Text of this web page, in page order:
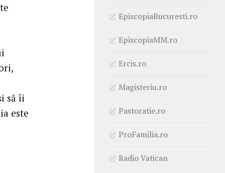
să îi
este
EpiscopiaBucuresti.ro
EpiscopiaMM.ro
Ercis.ro
Magisteriu.ro
Pastoratie.ro
ProFamilia.ro
Radio Vatican